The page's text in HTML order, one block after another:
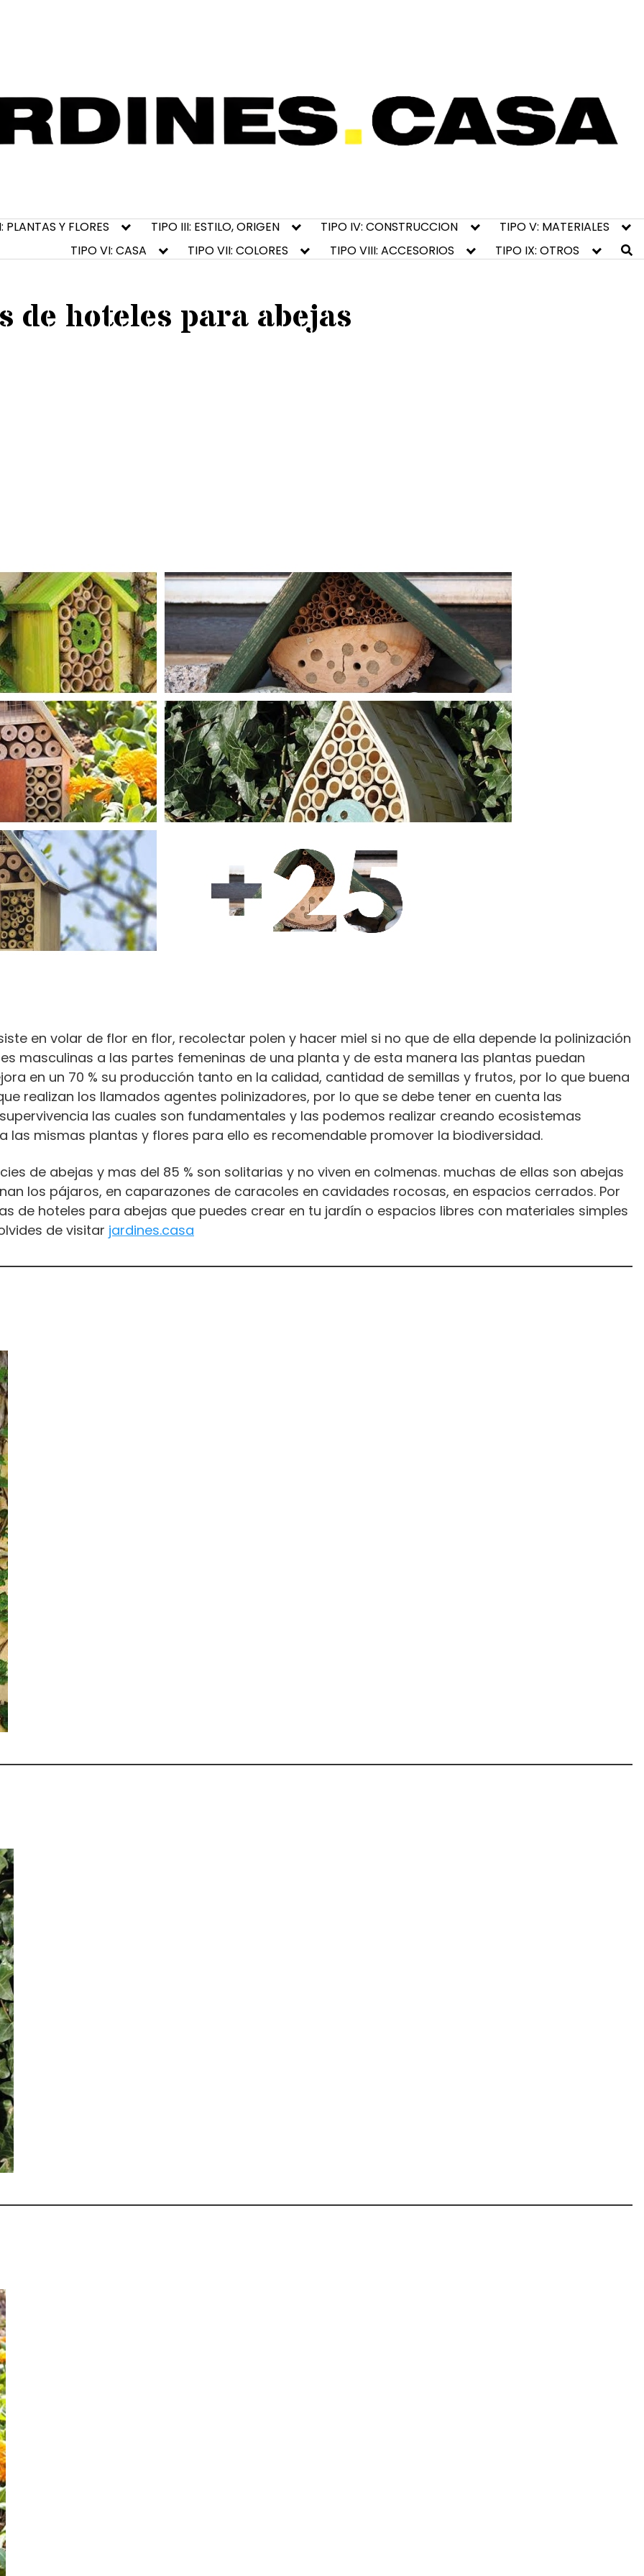
PLANTAS Y FLORES TIPO III: ESTILO, ORIGEN TIPO IV: CONSTRUCCION
TIPO V: MATERIALES
TIPO VI: CASA
TIPO VII: COLORES TIPO VIII: ACCESORIOS TIPO IX: OTROS
de hoteles para abejas
en volar de flor en flor, recolectar polen y hacer miel si no que de ella depende la polinización
masculinas a las partes femeninas de una planta y de esta manera las plantas puedan
en un 70 % su producción tanto en la calidad, cantidad de semillas y frutos, por lo que buena
realizan los llamados agentes polinizadores, por lo que se debe tener en cuenta las
las cuales son fundamentales y las podemos realizar creando ecosistemas
las mismas plantas y flores para ello es recomendable promover la biodiversidad.
de abejas y mas del 85 % son solitarias y no viven en colmenas. muchas de ellas son abejas
los pájaros, en caparazones de caracoles en cavidades rocosas, en espacios cerrados. Por
de hoteles para abejas que puedes crear en tu jardín o espacios libres con materiales simples
de visitar jardines.casa